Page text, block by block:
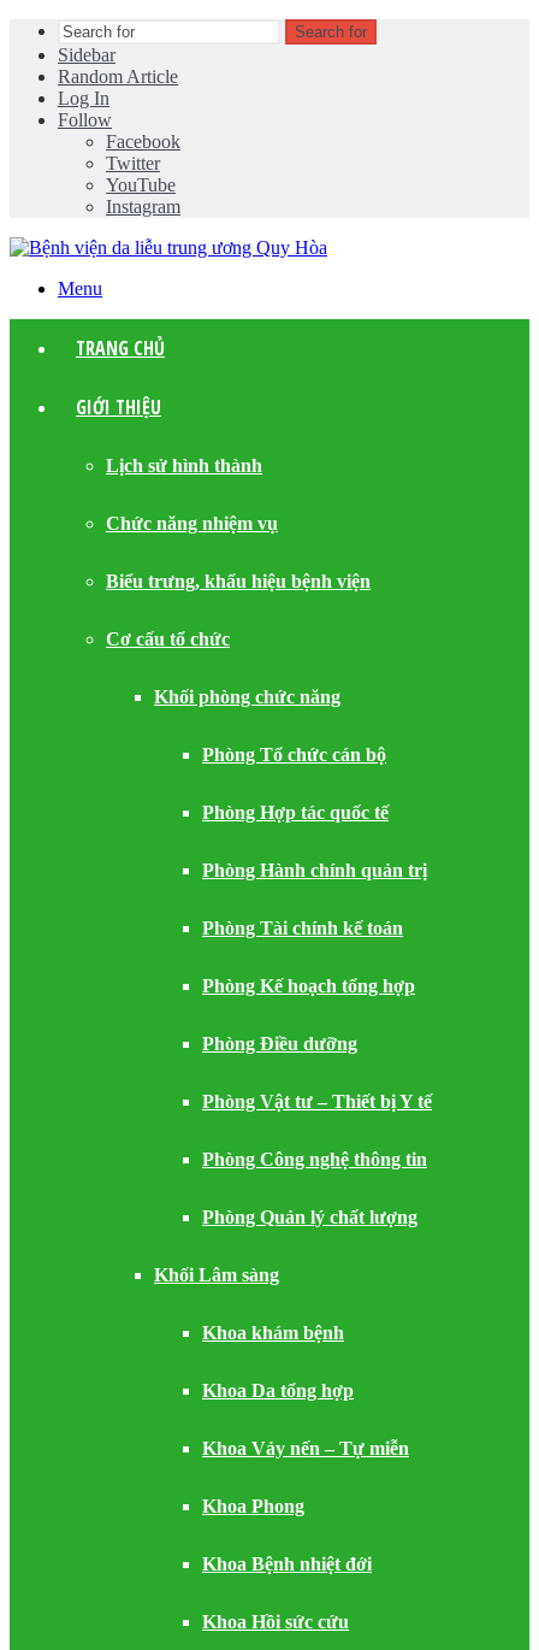
Search for
Sidebar
Random Article
Log In
Follow
Facebook
Twitter
YouTube
Instagram
Menu
TRANG CHỦ
GIỚI THIỆU
Lịch sử hình thành
Chức năng nhiệm vụ
Biểu trưng, khẩu hiệu bệnh viện
Cơ cấu tổ chức
Khối phòng chức năng
Phòng Tổ chức cán bộ
Phòng Hợp tác quốc tế
Phòng Hành chính quản trị
Phòng Tài chính kế toán
Phòng Kế hoạch tổng hợp
Phòng Điều dưỡng
Phòng Vật tư – Thiết bị Y tế
Phòng Công nghệ thông tin
Phòng Quản lý chất lượng
Khối Lâm sàng
Khoa khám bệnh
Khoa Da tổng hợp
Khoa Vảy nến – Tự miễn
Khoa Phong
Khoa Bệnh nhiệt đới
Khoa Hồi sức cứu